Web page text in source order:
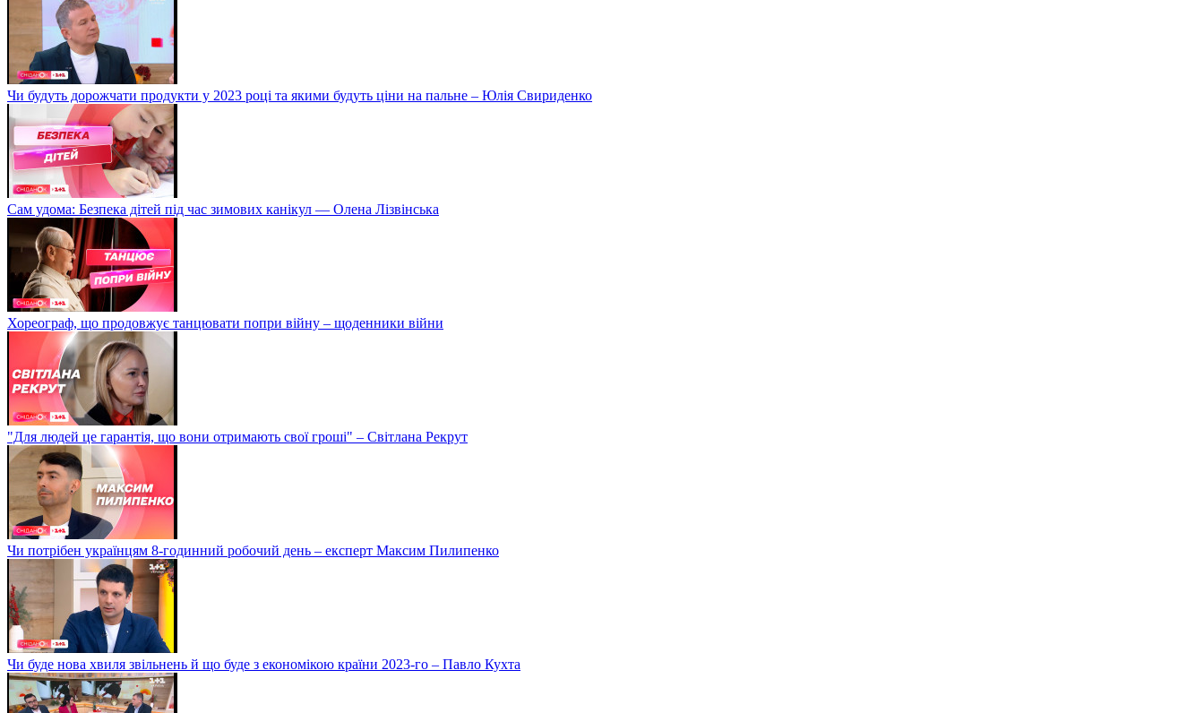
Чи будуть дорожчати продукти у 2023 році та якими будуть ціни на пальне – Юлія Свириденко
Сам удома: Безпека дітей під час зимових канікул — Олена Лізвінська
Хореограф, що продовжує танцювати попри війну – щоденники війни
"Для людей це гарантія, що вони отримають свої гроші" – Світлана Рекрут
Чи потрібен українцям 8-годинний робочий день – експерт Максим Пилипенко
Чи буде нова хвиля звільнень й що буде з економікою країни 2023-го – Павло Кухта